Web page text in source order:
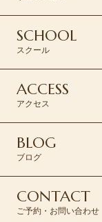
SCHOOL
スクール
ACCESS
アクセス
BLOG
ブログ
CONTACT
ご予約・お問い合わせ